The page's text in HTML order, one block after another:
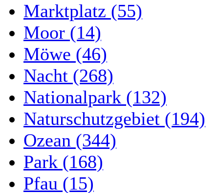
Marktplatz (55)
Moor (14)
Möwe (46)
Nacht (268)
Nationalpark (132)
Naturschutzgebiet (194)
Ozean (344)
Park (168)
Pfau (15)